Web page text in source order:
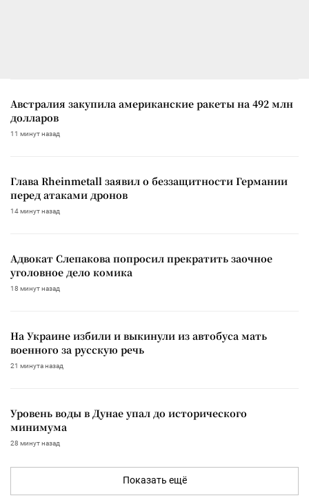
Австралия закупила американские ракеты на 492 млн
долларов
11 минут назад
Глава Rheinmetall заявил о беззащитности Германии
перед атаками дронов
14 минут назад
Адвокат Слепакова попросил прекратить заочное
уголовное дело комика
18 минут назад
На Украине избили и выкинули из автобуса мать
военного за русскую речь
21 минута назад
Уровень воды в Дунае упал до исторического
минимума
28 минут назад
Показать ещё